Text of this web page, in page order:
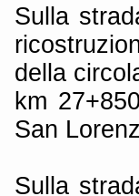
Sulla
della
km
San
Sulla